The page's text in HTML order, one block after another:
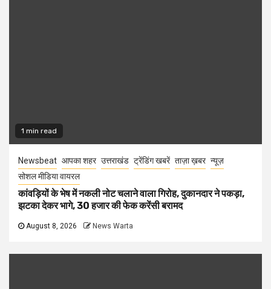
1 min read
Newsbeat आपका शहर उत्तराखंड ट्रेंडिंग खबरें ताज़ा ख़बर न्यूज़
सोशल मीडिया वायरल
कांवड़ियों के भेष में नकली नोट चलाने वाला गिरोह, दुकानदार ने पकड़ा,
झटका देकर भागे, 30 हजार की फेक करेंसी बरामद
August 8, 2026 News Warta